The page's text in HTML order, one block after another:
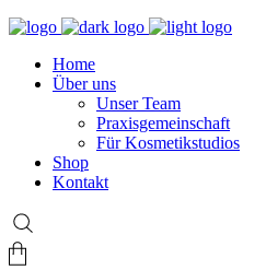
Home
Über uns
Unser Team
Praxisgemeinschaft
Für Kosmetikstudios
Shop
Kontakt